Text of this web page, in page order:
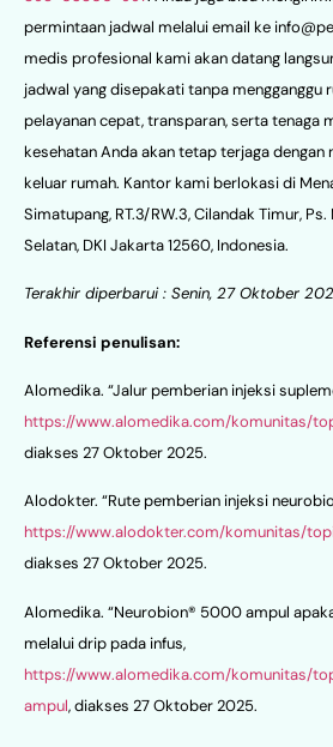
permintaan jadwal melalui email ke
medis profesional kami akan datang
jadwal yang disepakati tanpa mengganggu
pelayanan cepat, transparan, serta tenaga
kesehatan Anda akan tetap terjaga
keluar rumah. Kantor kami berlokasi di
Simatupang, RT.3/RW.3, Cilandak Timur,
Selatan, DKI Jakarta 12560, Indonesia.
Terakhir diperbarui : Senin, 27 Oktober
Referensi penulisan:
Alomedika. “Jalur pemberian injeksi
https://www.alomedika.com/komunitas/
diakses 27 Oktober 2025.
Alodokter. “Rute pemberian injeksi
https://www.alodokter.com/komunitas/
diakses 27 Oktober 2025.
Alomedika. “Neurobion® 5000 ampul
melalui drip pada infus,
https://www.alomedika.com/komunitas/
ampul, diakses 27 Oktober 2025.